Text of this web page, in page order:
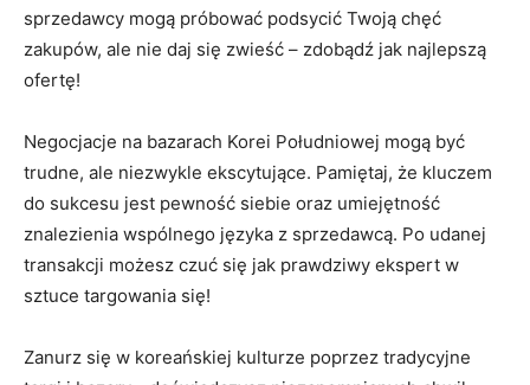
sprzedawcy mogą próbować podsycić Twoją chęć
zakupów, ⁢ale‍ nie daj się zwieść – zdobądź jak najlepszą
ofertę!
Negocjacje na⁣ bazarach Korei Południowej mogą być
trudne, ale ⁣niezwykle ekscytujące.⁣ Pamiętaj,‍ że kluczem
do sukcesu jest pewność siebie oraz umiejętność​
znalezienia wspólnego języka z sprzedawcą. ⁤Po udanej
‌transakcji możesz czuć się jak prawdziwy‍ ekspert w
sztuce targowania ‍się!
Zanurz ⁣się w koreańskiej ⁤kulturze poprzez tradycyjne